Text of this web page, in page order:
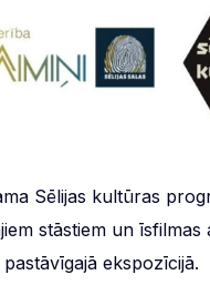
Sēlijas kultūras
stāstiem un
ekspozīcijā.